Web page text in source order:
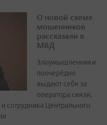
О новой схеме
мошенников
рассказали в
МВД
Злоумышленники
поочерёдно
выдают себя за
оператора связи,
сотрудника Центрального